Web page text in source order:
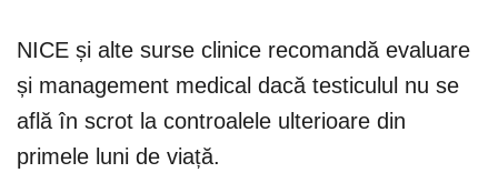
NICE și alte surse clinice recomandă evaluare
și management medical dacă testiculul nu se
află în scrot la controalele ulterioare din
primele luni de viață.